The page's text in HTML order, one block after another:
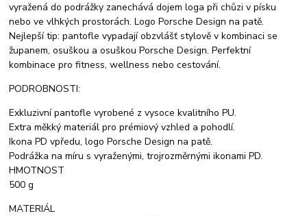
vyražená do podrážky zanechává dojem loga při chůzi v písku
nebo ve vlhkých prostorách. Logo Porsche Design na patě.
Nejlepší tip: pantofle vypadají obzvlášť stylově v kombinaci se
županem, osuškou a osuškou Porsche Design. Perfektní
kombinace pro fitness, wellness nebo cestování.
PODROBNOSTI:
Exkluzivní pantofle vyrobené z vysoce kvalitního PU.
Extra měkký materiál pro prémiový vzhled a pohodlí.
Ikona PD vpředu, logo Porsche Design na patě.
Podrážka na míru s vyraženými, trojrozměrnými ikonami PD.
HMOTNOST
500 g
MATERIÁL